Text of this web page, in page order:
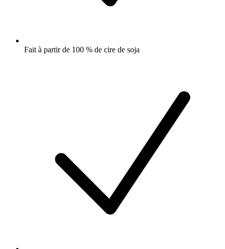
Fait à partir de 100 % de cire de soja